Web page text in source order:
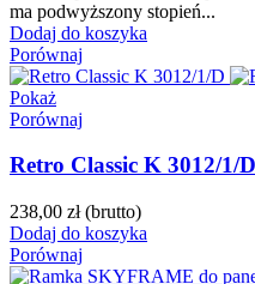
ma podwyższony stopień...
Dodaj do koszyka
Porównaj
Pokaż
Porównaj
Retro Classic K 3012/1/D
238,00 zł (brutto)
Dodaj do koszyka
Porównaj